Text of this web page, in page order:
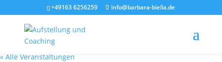
+49163 6256259 info@barbara-biella.de
« Alle Veranstaltungen